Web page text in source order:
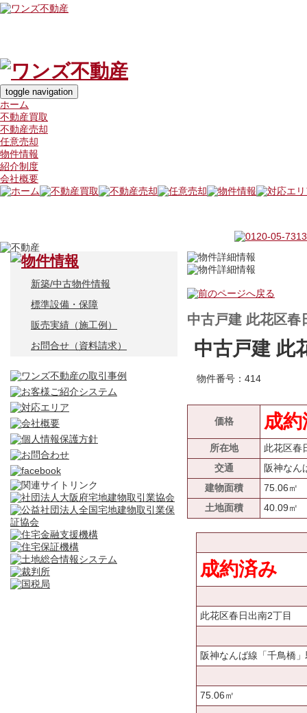
toggle navigation
ホーム
不動産買取
不動産売却
任意売却
物件情報
紹介制度
会社概要
新築/中古物件情報
標準設備・保障
販売実績（施工例）
お問合せ（資料請求）
中古戸建 此花区春
中古戸建 此
物件番号：414
価格 成
所在地
此花区春
交通
阪神な
建物面積
75.06㎡
土地面積
40.09㎡
成約済み
此花区春日出南2丁目
阪神なんば線「千鳥橋
75.06㎡